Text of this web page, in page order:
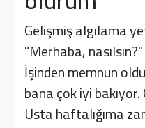
Gelişmiş algılama
"Merhaba,
İşinden memnun
bana çok iyi
Usta haftalığıma